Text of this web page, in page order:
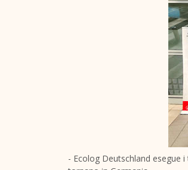
- Ecolog Deutschland esegue